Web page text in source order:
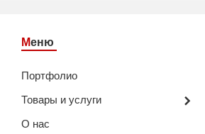
Портфолио
Товары и услуги
О нас